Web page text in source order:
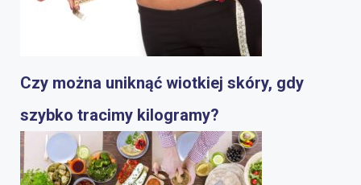
Czy można uniknąć wiotkiej skóry, gdy
szybko tracimy kilogramy?